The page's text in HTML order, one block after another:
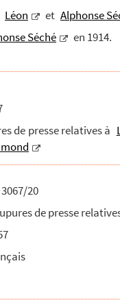
de la Bed...
Bretagne
Léon et Alphonse
Séché en 1914.
de presse relatives à
3067/20
de presse